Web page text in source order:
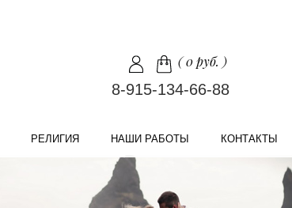
(0 руб. )
8-915-134-66-88
РЕЛИГИЯ НАШИ РАБОТЫ КОНТАКТЫ